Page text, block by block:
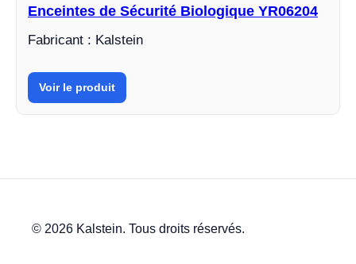
Enceintes de Sécurité Biologique YR06204
Fabricant : Kalstein
Voir le produit
© 2026 Kalstein. Tous droits réservés.